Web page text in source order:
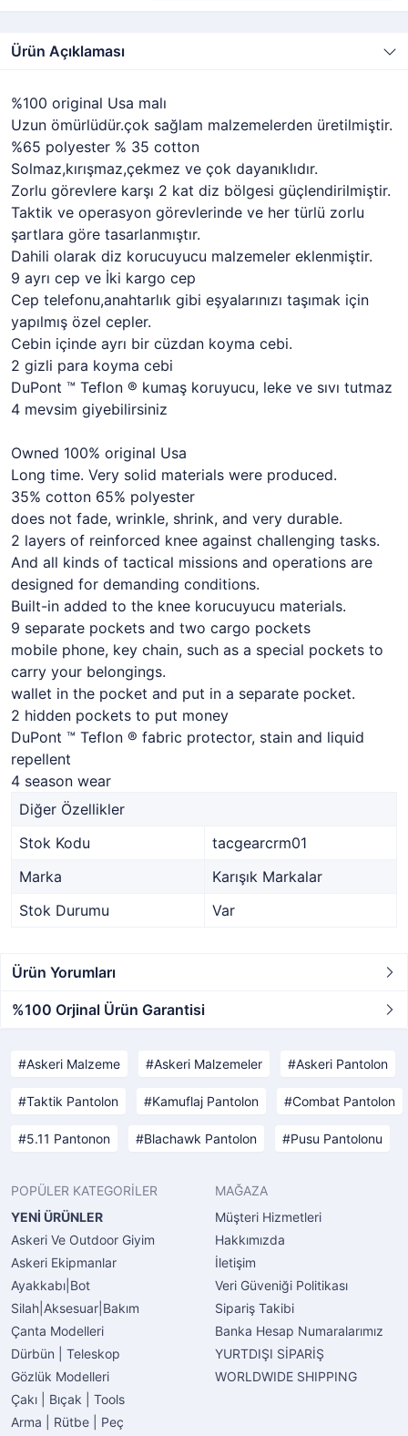
Ürün Açıklaması
%100 original Usa malı
Uzun ömürlüdür.çok sağlam malzemelerden üretilmiştir.
%65 polyester % 35 cotton
Solmaz,kırışmaz,çekmez ve çok dayanıklıdır.
Zorlu görevlere karşı 2 kat diz bölgesi güçlendirilmiştir.
Taktik ve operasyon görevlerinde ve her türlü zorlu
şartlara göre tasarlanmıştır.
Dahili olarak diz korucuyucu malzemeler eklenmiştir.
9 ayrı cep ve İki kargo cep
Cep telefonu,anahtarlık gibi eşyalarınızı taşımak için
yapılmış özel cepler.
Cebin içinde ayrı bir cüzdan koyma cebi.
2 gizli para koyma cebi
DuPont ™ Teflon ® kumaş koruyucu, leke ve sıvı tutmaz
4 mevsim giyebilirsiniz
Owned 100% original Usa
Long time. Very solid materials were produced.
35% cotton 65% polyester
does not fade, wrinkle, shrink, and very durable.
2 layers of reinforced knee against challenging tasks.
And all kinds of tactical missions and operations are
designed for demanding conditions.
Built-in added to the knee korucuyucu materials.
9 separate pockets and two cargo pockets
mobile phone, key chain, such as a special pockets to
carry your belongings.
wallet in the pocket and put in a separate pocket.
2 hidden pockets to put money
DuPont ™ Teflon ® fabric protector, stain and liquid
repellent
4 season wear
Diğer Özellikler
Stok Kodu
tacgearcrm01
Marka
Karışık Markalar
Stok Durumu
Var
Ürün Yorumları
%100 Orjinal Ürün Garantisi
Askeri Malzeme Askeri Malzemeler Askeri Pantolon
Taktik Pantolon Kamuflaj Pantolon Combat Pantolon
5.11 Pantonon Blachawk Pantolon Pusu Pantolonu
POPÜLER KATEGORİLER
YENİ ÜRÜNLER
Askeri Ve Outdoor Giyim
Askeri Ekipmanlar
Ayakkabı|Bot
Silah|Aksesuar|Bakım
Çanta Modelleri
Dürbün | Teleskop
Gözlük Modelleri
Çakı | Bıçak | Tools
Arma | Rütbe | Peç
MAĞAZA
Müşteri Hizmetleri
Hakkımızda
İletişim
Veri Güveniği Politikası
Sipariş Takibi
Banka Hesap Numaralarımız
YURTDIŞI SİPARİŞ
WORLDWIDE SHIPPING